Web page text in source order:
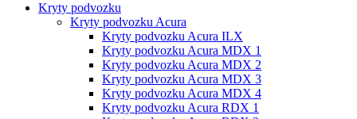
Kryty podvozku
Kryty podvozku Acura
Kryty podvozku Acura ILX
Kryty podvozku Acura MDX 1
Kryty podvozku Acura MDX 2
Kryty podvozku Acura MDX 3
Kryty podvozku Acura MDX 4
Kryty podvozku Acura RDX 1